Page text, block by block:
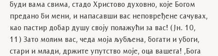
буди вама свима, стадо Христово духовно, које Богом
предано би мени, и напасавши вас неповређене сачувах,
као пастир добар душу своју полажући за вас! (Јн. 10,
11) Зато молим вас, чеда моја љубљена, богати и убоги,
стари и млади, држите упутство моје, оца вашега! ,Бога